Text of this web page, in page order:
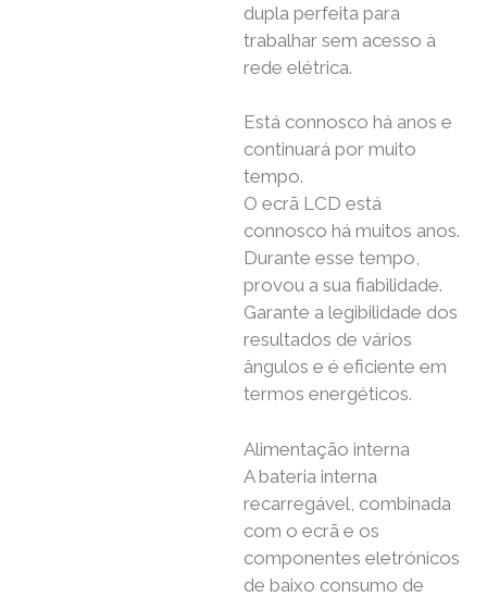
dupla perfeita para
trabalhar sem acesso à
rede elétrica.
Está connosco há anos e
continuará por muito
tempo.
O ecrã LCD está
connosco há muitos anos.
Durante esse tempo,
provou a sua fiabilidade.
Garante a legibilidade dos
resultados de vários
ângulos e é eficiente em
termos energéticos.
Alimentação interna
A bateria interna
recarregável, combinada
com o ecrã e os
componentes eletrónicos
de baixo consumo de